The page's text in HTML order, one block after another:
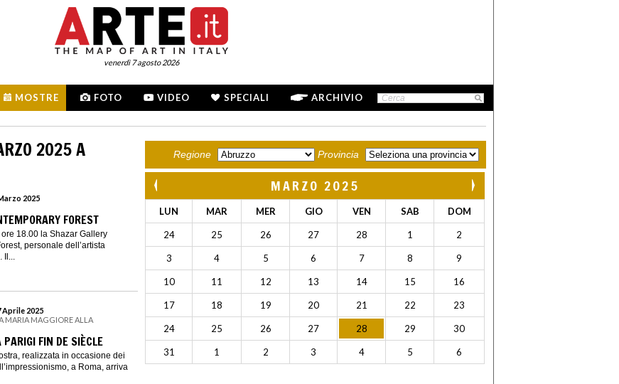
venerdì 7 agosto 2026
MOSTRE FOTO VIDEO SPECIALI ARCHIVIO
2025 A
2025
FOREST
18.00 la Shazar Gallery
personale dell’artista
Aprile 2025
MARIA MAGGIORE ALLA
FIN DE SIÈCLE
realizzata in occasione dei
a Roma, arriva
Regione Provincia
MARZO 2025
LUN MAR MER GIO VEN SAB DOM
24 25 26 27 28 1 2
3 4 5 6 7 8 9
10 11 12 13 14 15 16
17 18 19 20 21 22 23
24 25 26 27 28 29 30
31 1 2 3 4 5 6